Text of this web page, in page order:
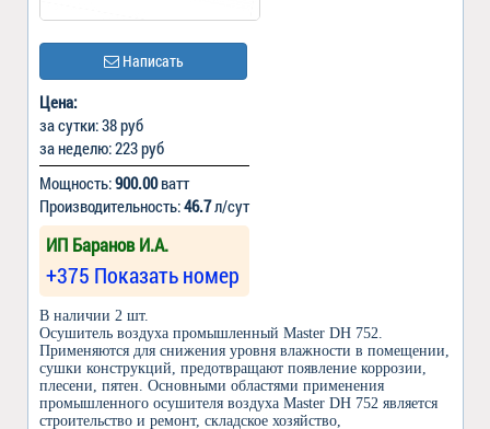
Написать
Цена:
за сутки: 38 руб
за неделю: 223 руб
Мощность:900.00ватт
Производительность:46.7л/сут
ИП Баранов И.А.
+375 Показать номер
В наличии 2 шт.
Осушитель воздуха промышленный Master DH 752.
Применяются для снижения уровня влажности в помещении,
сушки конструкций, предотвращают появление коррозии,
плесени, пятен. Основными областями применения
промышленного осушителя воздуха Master DH 752 является
строительство и ремонт, складское хозяйство,